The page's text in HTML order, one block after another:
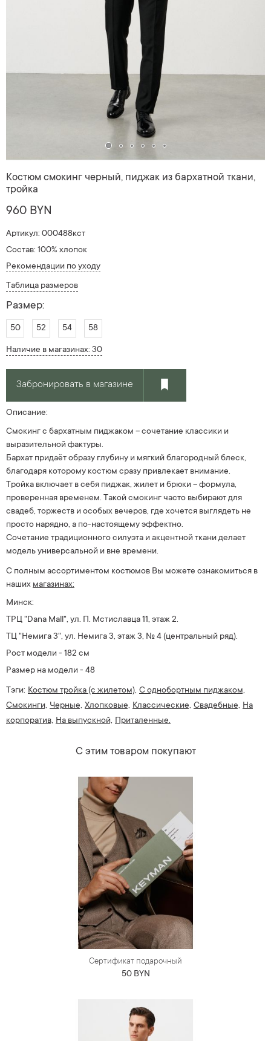
Костюм смокинг черный, пиджак из бархатной ткани,
тройка
960 BYN
Артикул: 000488кст
Состав: 100% хлопок
Рекомендации по уходу
Таблица размеров
Размер:
50 52 54 58
Наличие в магазинах: 30
Забронировать в магазине
Описание:
Смокинг с бархатным пиджаком – сочетание классики и
выразительной фактуры.
Бархат придаёт образу глубину и мягкий благородный блеск,
благодаря которому костюм сразу привлекает внимание.
Тройка включает в себя пиджак, жилет и брюки – формула,
проверенная временем. Такой смокинг часто выбирают для
свадеб, торжеств и особых вечеров, где хочется выглядеть не
просто нарядно, а по-настоящему эффектно.
Сочетание традиционного силуэта и акцентной ткани делает
модель универсальной и вне времени.
С полным ассортиментом костюмов Вы можете ознакомиться в
наших магазинах:
Минск:
ТРЦ "Dana Mall", ул. П. Мстиславца 11, этаж 2.
ТЦ "Немига 3", ул. Немига 3, этаж 3, № 4 (центральный ряд).
Рост модели - 182 см
Размер на модели - 48
Тэги: Костюм тройка (с жилетом), С однобортным пиджаком,
Смокинги, Черные, Хлопковые, Классические, Свадебные, На
корпоратив, На выпускной, Приталенные.
С этим товаром покупают
Сертификат подарочный
50 BYN